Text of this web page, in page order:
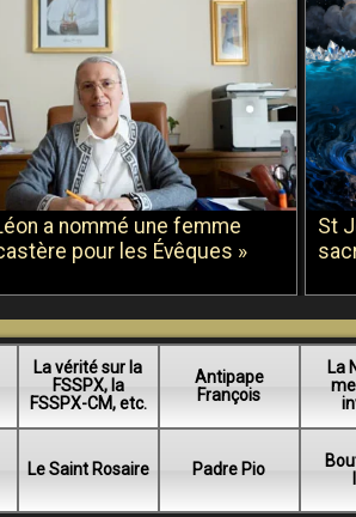
a nommé une femme
pour les Évêques »
St
La vérité sur la
FSSPX, la
FSSPX-CM, etc.
Antipape
François
La
Le Saint Rosaire Padre Pio